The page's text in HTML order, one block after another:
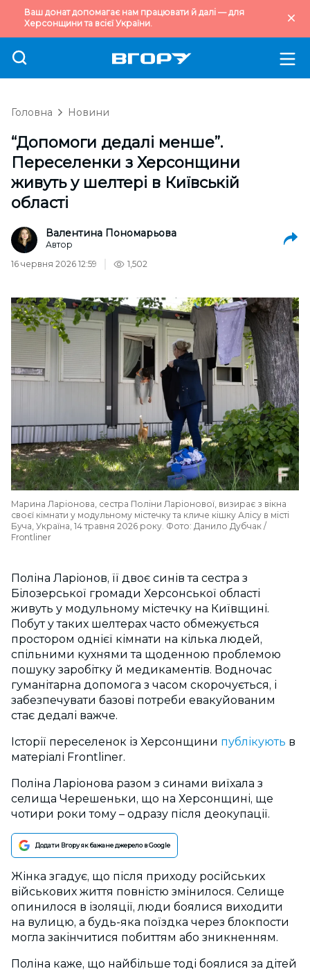
Ваш донат допомагає нам працювати й далі — для
Херсонщини та всієї України.
Головна Новини
“Допомоги дедалі менше”.
Переселенки з Херсонщини
живуть у шелтері в Київській
області
Валентина Пономарьова
Автор
16 червня 2026 12:59
1,502
Марина Ларіонова, сестра Поліни Ларіонової, визирає з вікна
своєї кімнати у модульному містечку та кличе кішку Алісу в місті
Буча, Україна, 14 травня 2026 року. Фото: Данило Дубчак /
Frontliner
Поліна Ларіонов, її двоє синів та сестра з
Білозерської громади Херсонської області
живуть у модульному містечку на Київщині.
Побут у таких шелтерах часто обмежується
простором однієї кімнати на кілька людей,
спільними кухнями та щоденною проблемою
пошуку заробітку й медикаментів. Водночас
гуманітарна допомога з часом скорочується, і
забезпечувати базові потреби евакуйованим
стає дедалі важче.
Історії переселенок із Херсонщини публікують в
матеріалі Frontliner.
Поліна Ларіонова разом з синами виїхала з
селища Черешеньки, що на Херсонщині, ще
чотири роки тому – одразу після деокупації.
Додати Вгору як бажане джерело в Google
Жінка згадує, що після приходу російських
військових життя повністю змінилося. Селище
опинилося в ізоляції, люди боялися виходити
на вулицю, а будь-яка поїздка через блокпости
могла закінчитися побиттям або зникненням.
Поліна каже, що найбільше тоді боялися за дітей